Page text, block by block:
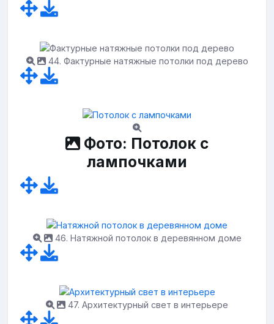
44. Фактурные натяжные потолки под дерево
Фото: Потолок с
лампочками
46. Натяжной потолок в деревянном доме
47. Архитектурный свет в интерьере